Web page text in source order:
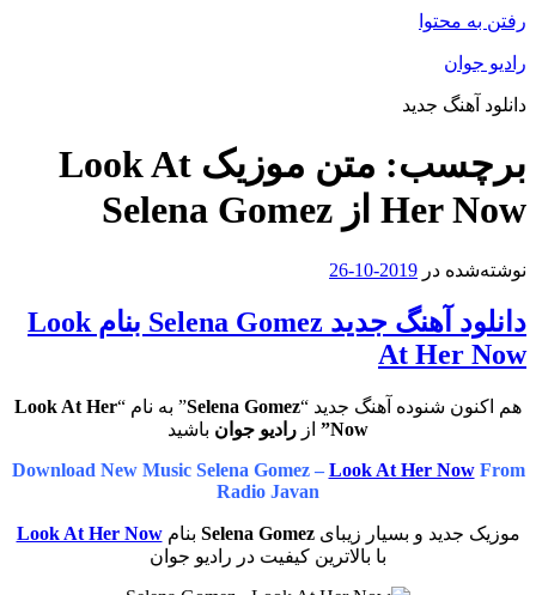
رفتن به محتوا
رادیو جوان
دانلود آهنگ جدید
برچسب:
متن موزیک Look At
Her Now از Selena Gomez
نوشته‌شده در 2019-10-26
دانلود آهنگ جدید Selena Gomez بنام Look
At Her Now
هم اکنون شنوده آهنگ جدید “Selena Gomez” به نام “Look At Her
Now”
از رادیو جوان باشید
Download New Music Selena Gomez – Look At Her NowFrom
Radio Javan
موزیک جدید و بسیار زیبایSelena Gomez بنامLook At Her Now
با بالاترین کیفیت در رادیو جوان